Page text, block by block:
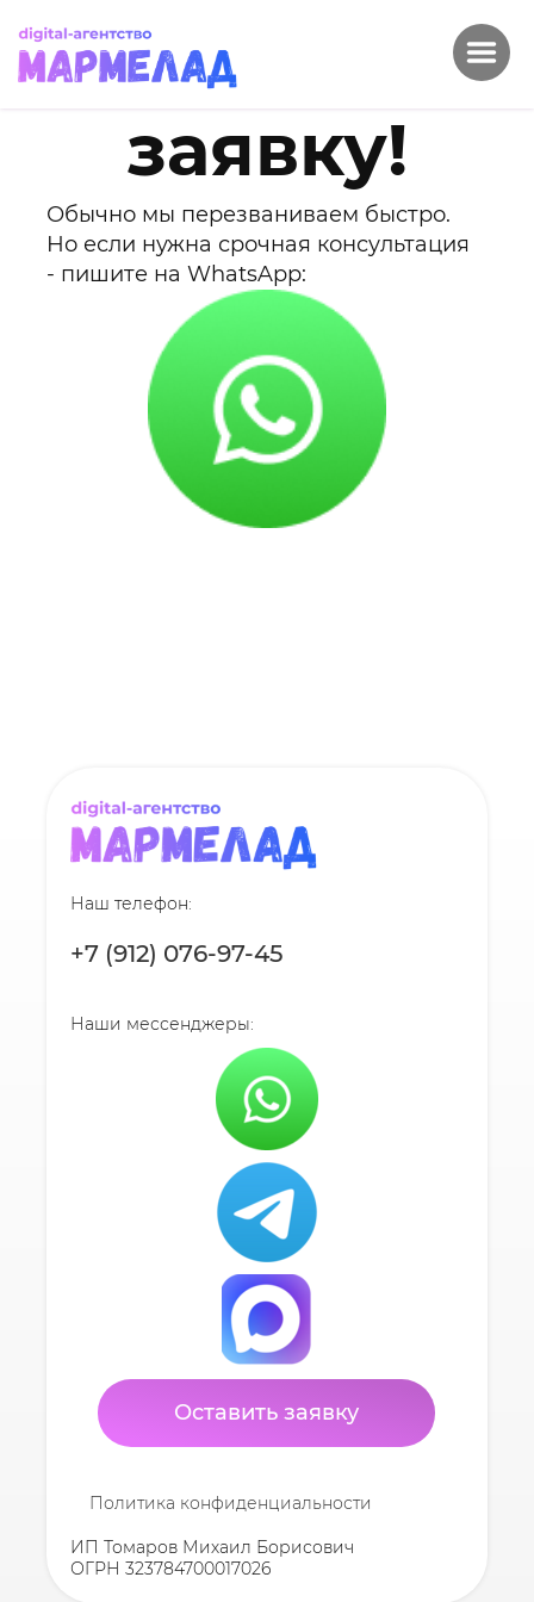
Спасибо за
заявку!
Обычно мы перезваниваем быстро.
Но если нужна срочная консультация
- пишите на WhatsApp:
Наш телефон:
+7 (912) 076-97-45
Наши мессенджеры:
Оставить заявку
Политика конфиденциальности
ИП Томаров Михаил Борисович
ОГРН 323784700017026